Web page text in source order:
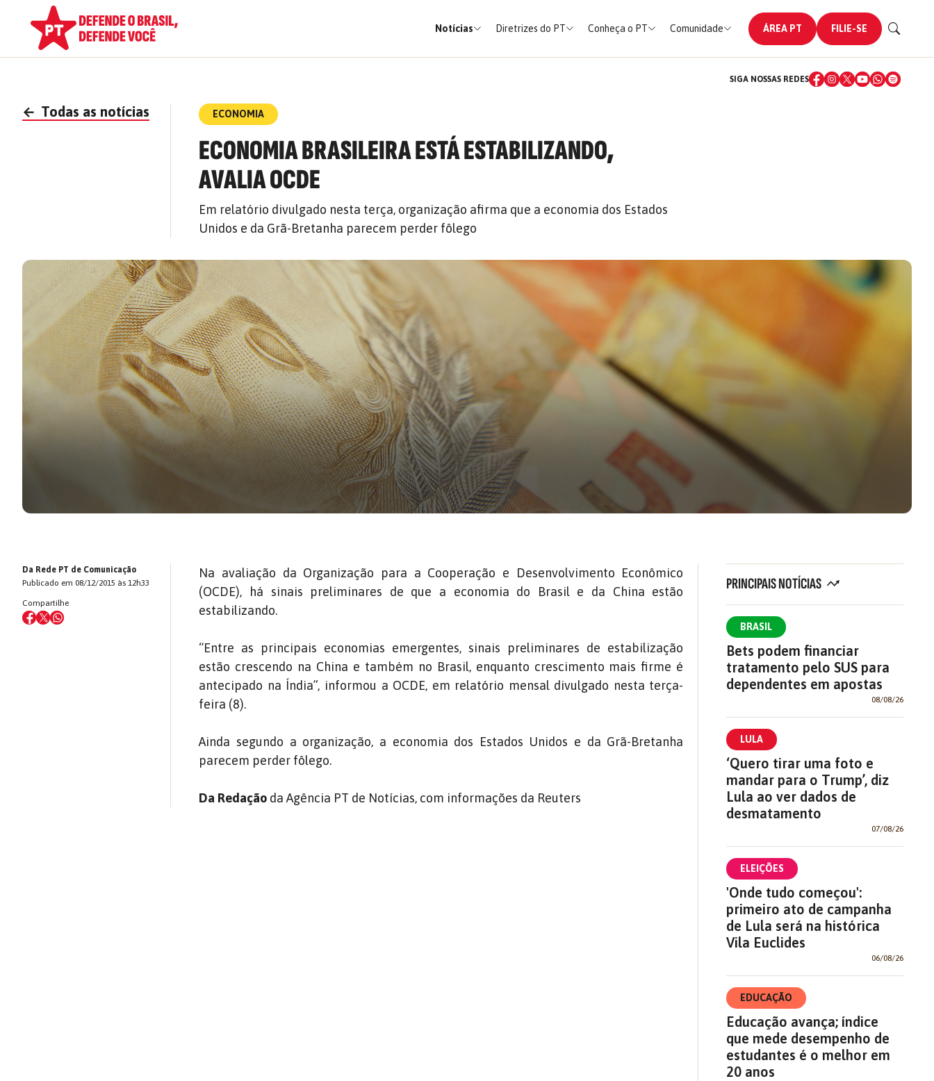
Notícias Diretrizes do PT Conheça o PT Comunidade ÁREA PT FILIE-SE
SIGA NOSSAS REDES
← Todas as notícias ECONOMIA
ECONOMIA BRASILEIRA ESTÁ ESTABILIZANDO,
AVALIA OCDE
Em relatório divulgado nesta terça, organização afirma que a economia dos Estados
Unidos e da Grã-Bretanha parecem perder fôlego
Da Rede PT de Comunicação
Publicado em 08/12/2015 às 12h33
Compartilhe
Na avaliação da Organização para a Cooperação e Desenvolvimento Econômico
(OCDE), há sinais preliminares de que a economia do Brasil e da China estão
estabilizando.
“Entre as principais economias emergentes, sinais preliminares de estabilização
estão crescendo na China e também no Brasil, enquanto crescimento mais firme é
antecipado na Índia”, informou a OCDE, em relatório mensal divulgado nesta terça-
feira (8).
Ainda segundo a organização, a economia dos Estados Unidos e da Grã-Bretanha
parecem perder fôlego.
Da Redação da Agência PT de Notícias, com informações da Reuters
PRINCIPAIS NOTÍCIAS
BRASIL
Bets podem financiar
tratamento pelo SUS para
dependentes em apostas
08/08/26
LULA
‘Quero tirar uma foto e
mandar para o Trump’, diz
Lula ao ver dados de
desmatamento
07/08/26
ELEIÇÕES
'Onde tudo começou':
primeiro ato de campanha
de Lula será na histórica
Vila Euclides
06/08/26
EDUCAÇÃO
Educação avança; índice
que mede desempenho de
estudantes é o melhor em
20 anos